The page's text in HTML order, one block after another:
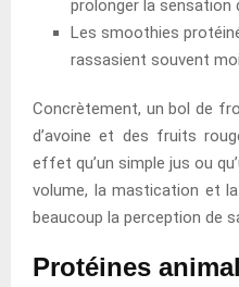
prolonger la sensation
Les smoothies
rassasient souvent
Concrètement, un bol de
d’avoine et des fruits
effet qu’un simple jus ou
volume, la mastication et
beaucoup la perception de
Protéines